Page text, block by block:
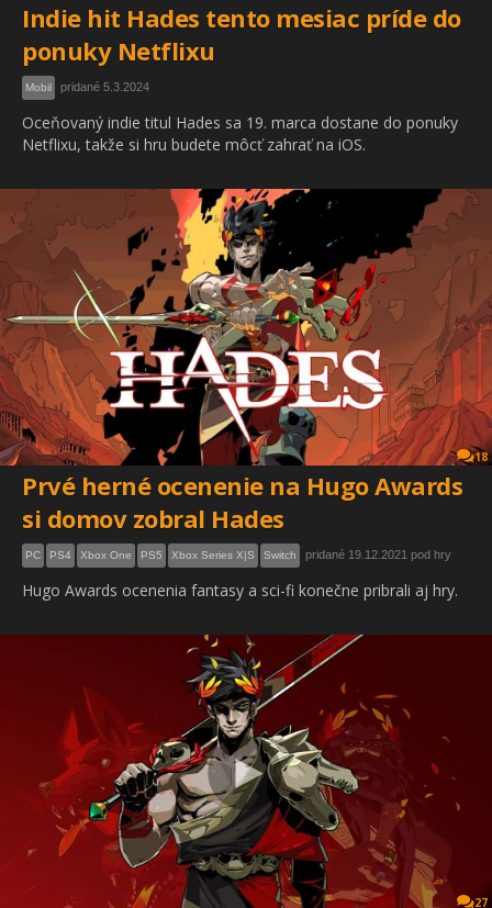
Indie hit Hades tento mesiac príde do
ponuky Netflixu
Mobil pridané 5.3.2024
Oceňovaný indie titul Hades sa 19. marca dostane do ponuky
Netflixu, takže si hru budete môcť zahrať na iOS.
18
Prvé herné ocenenie na Hugo Awards
si domov zobral Hades
PC PS4 Xbox One PS5 Xbox Series X|S Switch pridané 19.12.2021 pod hry
Hugo Awards ocenenia fantasy a sci-fi konečne pribrali aj hry.
27